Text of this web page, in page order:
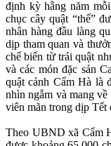
định kỳ hằng năm
chục cây quật “thế”
nhân hàng đầu làng
dịp tham quan và
chế biến từ trái quật
và các món đặc sản
quật cảnh Cẩm Hà là
nhìn ngắm và mang
viên mãn trong dịp Tết
Theo UBND xã Cẩm